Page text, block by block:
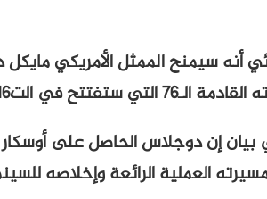
أنه سيمنح الممثل الأمريكي
الت16 من الشهر الجاري.
إن دوجلاس الحاصل على
العملية الرائعة وإخلاصه